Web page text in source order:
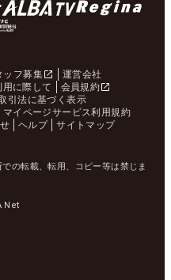
ッフ募集
運営会社
用に際して
会員規約
引法に基づく表示
マイページサービス利用規約
ヘルプ サイトマップ
の転載、転用、コピー等は禁じま
Net